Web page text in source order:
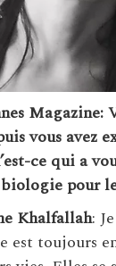
Magazine:
vous avez
ce qui a
pour
Khalfallah:
toujours